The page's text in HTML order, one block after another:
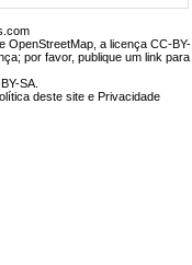
OpenStreetMap, a licença CC-BY-
por favor, publique um link para
SA
deste site e Privacidade